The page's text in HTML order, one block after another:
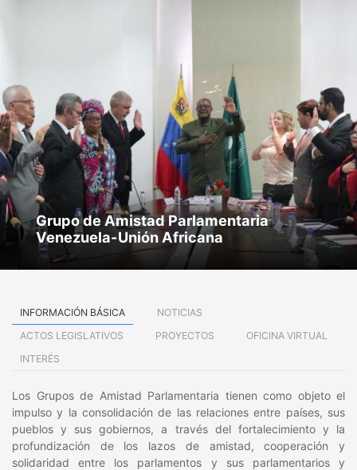
Grupo de Amistad Parlamentaria
Venezuela-Unión Africana
INFORMACIÓN BÁSICA
NOTICIAS
ACTOS LEGISLATIVOS
PROYECTOS
OFICINA VIRTUAL
INTERÉS
Los Grupos de Amistad Parlamentaria tienen como objeto el
impulso y la consolidación de las relaciones entre países, sus
pueblos y sus gobiernos, a través del fortalecimiento y la
profundización de los lazos de amistad, cooperación y
solidaridad entre los parlamentos y sus parlamentarios y